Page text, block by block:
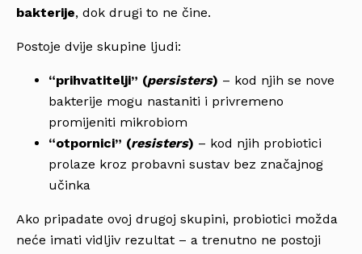
bakterije, dok drugi to ne čine.
Postoje dvije skupine ljudi:
“prihvatitelji” (persisters) – kod njih se nove
bakterije mogu nastaniti i privremeno
promijeniti mikrobiom
“otpornici” (resisters) – kod njih probiotici
prolaze kroz probavni sustav bez značajnog
učinka
Ako pripadate ovoj drugoj skupini, probiotici možda
neće imati vidljiv rezultat – a trenutno ne postoji